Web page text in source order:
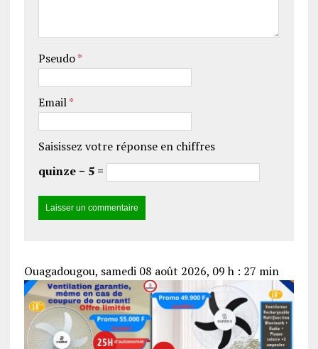
Pseudo*
Email*
Saisissez votre réponse en chiffres
quinze − 5 =
Ouagadougou, samedi 08 août 2026, 09 h : 27 min